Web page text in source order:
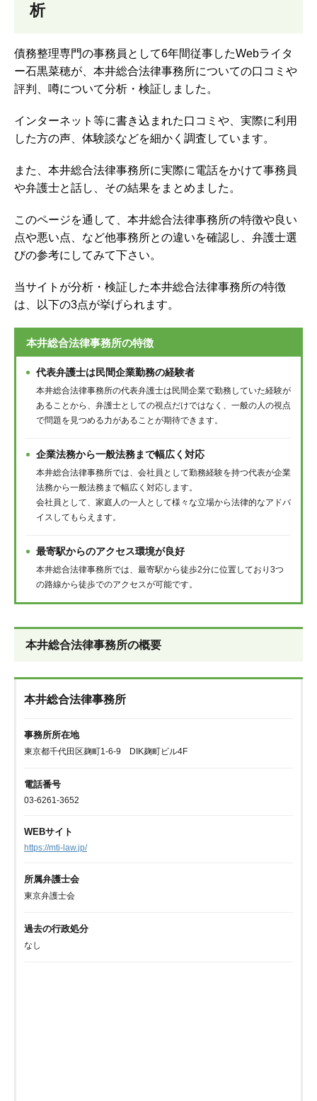
析
債務整理専門の事務員として6年間従事したWebライタ
ー石黒菜穂が、本井総合法律事務所についての口コミや
評判、噂について分析・検証しました。
インターネット等に書き込まれた口コミや、実際に利用
した方の声、体験談などを細かく調査しています。
また、本井総合法律事務所に実際に電話をかけて事務員
や弁護士と話し、その結果をまとめました。
このページを通して、本井総合法律事務所の特徴や良い
点や悪い点、など他事務所との違いを確認し、弁護士選
びの参考にしてみて下さい。
当サイトが分析・検証した本井総合法律事務所の特徴
は、以下の3点が挙げられます。
本井総合法律事務所の特徴
代表弁護士は民間企業勤務の経験者
本井総合法律事務所の代表弁護士は民間企業で勤務していた経験が
あることから、弁護士としての視点だけではなく、一般の人の視点
で問題を見つめる力があることが期待できます。
企業法務から一般法務まで幅広く対応
本井総合法律事務所では、会社員として勤務経験を持つ代表が企業
法務から一般法務まで幅広く対応します。
会社員として、家庭人の一人として様々な立場から法律的なアドバ
イスしてもらえます。
最寄駅からのアクセス環境が良好
本井総合法律事務所では、最寄駅から徒歩2分に位置しており3つ
の路線から徒歩でのアクセスが可能です。
本井総合法律事務所の概要
本井総合法律事務所
事務所所在地
東京都千代田区麹町1-6-9 DIK麹町ビル4F
電話番号
03-6261-3652
WEBサイト
https://mti-law.jp/
所属弁護士会
東京弁護士会
過去の行政処分
なし